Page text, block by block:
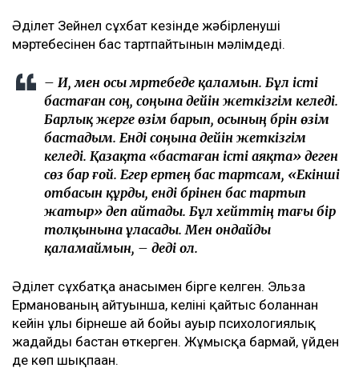
Әділет Зейнел сұхбат кезінде жәбірленуші
мәртебесінен бас тартпайтынын мәлімдеді.
– Иә, мен осы мәртебеде қаламын. Бұл істі
бастаған соң, соңына дейін жеткізгім келеді.
Барлық жерге өзім барып, осының бәрін өзім
бастадым. Енді соңына дейін жеткізгім
келеді. Қазақта «бастаған істі аяқта» деген
сөз бар ғой. Егер ертең бас тартсам, «Екінші
отбасын құрды, енді бәрінен бас тартып
жатыр» деп айтады. Бұл хейттің тағы бір
толқынына ұласады. Мен ондайды
қаламаймын, – деді ол.
Әділет сұхбатқа анасымен бірге келген. Эльза
Ерманованың айтуынша, келіні қайтыс болғаннан
кейін ұлы бірнеше ай бойы ауыр психологиялық
жағдайды бастан өткерген. Жұмысқа бармай, үйден
де көп шықпаған.